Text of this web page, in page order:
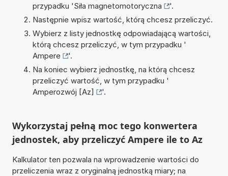
przypadku 'Siła magnetomotoryczna
'.
Następnie wpisz wartość, którą chcesz przeliczyć.
Wybierz z listy jednostkę odpowiadającą wartości,
którą chcesz przeliczyć, w tym przypadku '
Ampere
'.
Na koniec wybierz jednostkę, na którą chcesz
przeliczyć wartość, w tym przypadku '
Amperozwój [Az]
'.
Wykorzystaj pełną moc tego konwertera
jednostek, aby przeliczyć Ampere ile to Az
Kalkulator ten pozwala na wprowadzenie wartości do
przeliczenia wraz z oryginalną jednostką miary; na